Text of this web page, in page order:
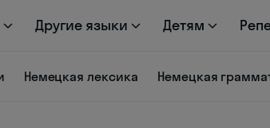
Другие языки Детям
Немецкая лексика Немецкая